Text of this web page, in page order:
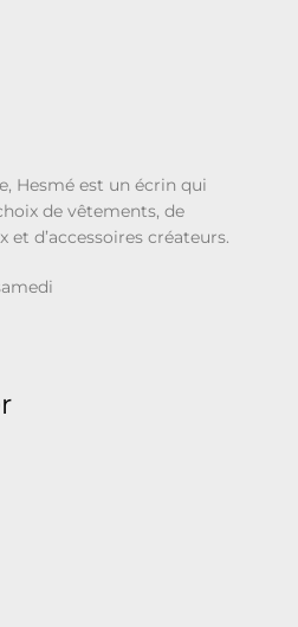
Hesmé est un écrin qui
de vêtements, de
et d’accessoires créateurs.